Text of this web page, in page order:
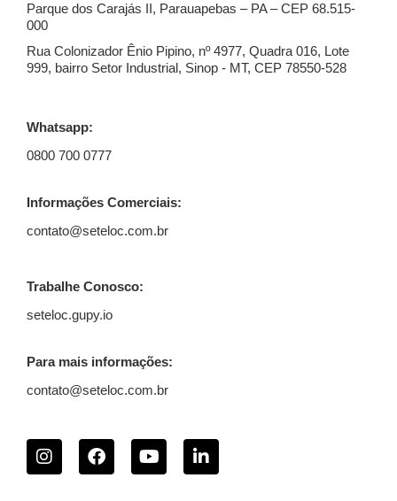
Parque dos Carajás II, Parauapebas – PA – CEP 68.515-
000
Rua Colonizador Ênio Pipino, nº 4977, Quadra 016, Lote
999, bairro Setor Industrial, Sinop - MT, CEP 78550-528
Whatsapp:
0800 700 0777
Informações Comerciais:
contato@seteloc.com.br
Trabalhe Conosco:
seteloc.gupy.io
Para mais informações:
contato@seteloc.com.br